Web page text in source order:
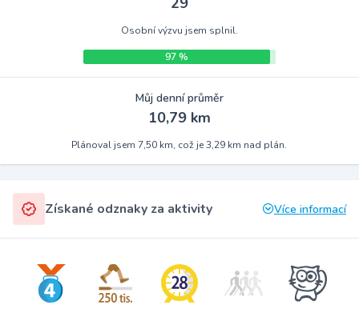
Osobní výzvu jsem splnil.
97 %
Můj denní průměr
10,79 km
Plánoval jsem 7,50 km, což je 3,29 km nad plán.
Získané odznaky za aktivity Více informací